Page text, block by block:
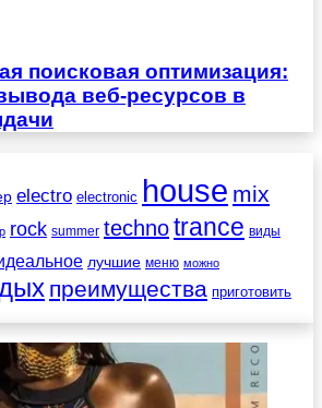
поисковая оптимизация:
веб-ресурсов в
electro electronic house mix
rock summer technotrance виды
лучшие меню можно
преимущества приготовить